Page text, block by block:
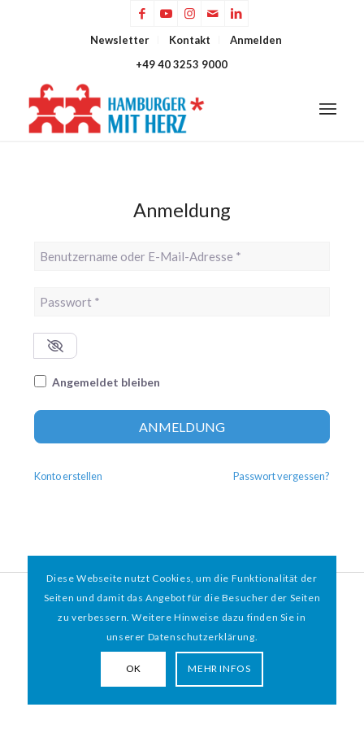
Newsletter Kontakt
Anmelden
+49 40 3253 9000
Anmeldung
Benutzername oder E-Mail-Adresse
Passwort *
Angemeldet bleiben
ANMELDUNG
Konto erstellen Passwort vergessen?
© 2026 HAMBURGER*MIT HERZ e.V. | WEBDESIGN BY WEBIGAMI
Diese Webseite nutzt Cookies, um die Funktionalität der
Seiten und damit das Angebot für die Besucher der Seiten
zu verbessern. Weitere Hinweise dazu finden Sie in
unserer Datenschutzerklärung.
OK MEHR INFOS